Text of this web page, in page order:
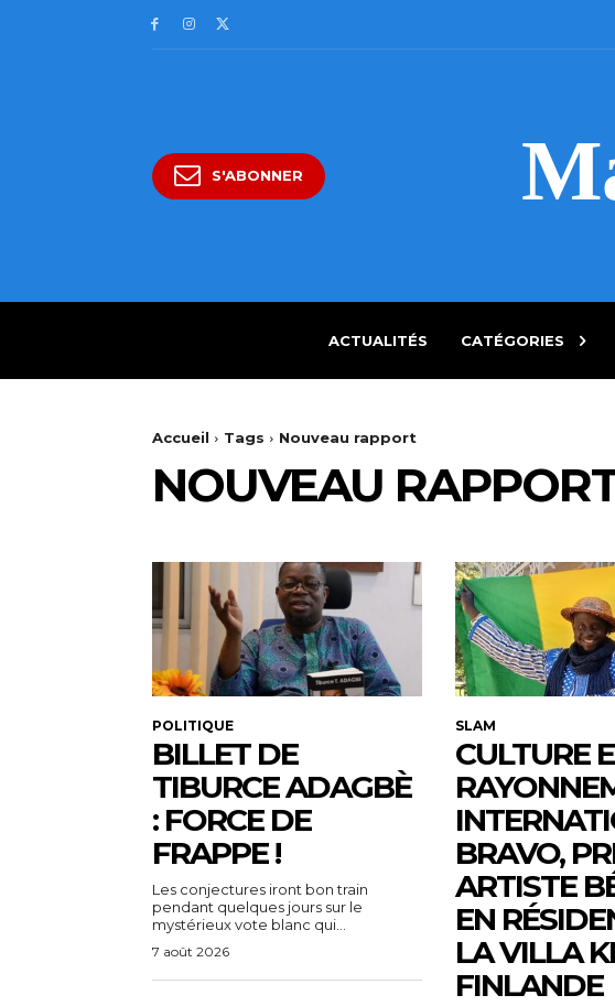
S'ABONNER
ACTUALITÉS CATÉGORIES
Accueil Tags Nouveau rapport
NOUVEAU
POLITIQUE
BILLET DE
TIBURCE ADAGBÈ
: FORCE DE
FRAPPE !
Les conjectures iront bon train
pendant quelques jours sur le
mystérieux vote blanc qui...
7 août 2026
SLAM
CULTURE
BRAVO,
ARTISTE
EN
LA VILLA
FINLANDE